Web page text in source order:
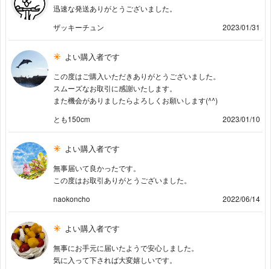
迅速な発送ありがとうございました。
ザッキーチュン
2023/01/31
よい購入者です
この度はご購入いただきありがとうございました。
スムーズなお取引に感謝いたします。
また機会がありましたらよろしくお願いします(^^)
とも150cm
2023/01/10
よい購入者です
無事届いて良かったです。
この度はお取引ありがとうございました。
naokoncho
2022/06/14
よい購入者です
無事にお手元に届いたようで安心しました。
気に入って下されば大変嬉しいです。